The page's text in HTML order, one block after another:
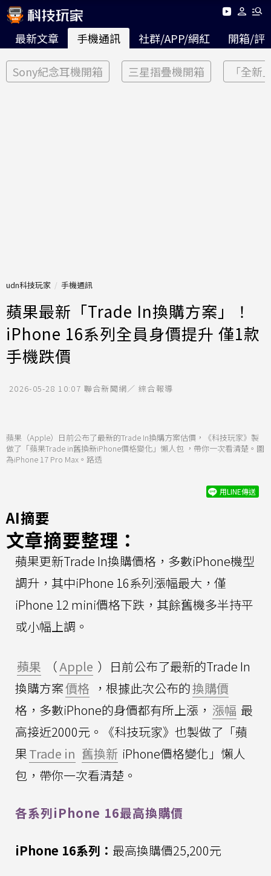
最新文章 手機通訊 社群/APP/網紅 開箱/評
Sony紀念耳機開箱 三星摺疊機開箱 「全新
udn科技玩家 手機通訊
蘋果最新「Trade In換購方案」！
iPhone 16系列全員身價提升 僅1款
手機跌價
2026-05-28 10:07 聯合新聞網／ 綜合報導
蘋果（Apple）日前公布了最新的Trade In換購方案估價，《科技玩家》製
做了「蘋果Trade in舊換新iPhone價格變化」懶人包 ，帶你一次看清楚。圖
為iPhone 17 Pro Max。路透
用LINE傳送
AI摘要
文章摘要整理：
蘋果更新Trade In換購價格，多數iPhone機型
調升，其中iPhone 16系列漲幅最大，僅
iPhone 12 mini價格下跌，其餘舊機多半持平
或小幅上調。
蘋果 （Apple ）日前公布了最新的Trade In
換購方案價格 ，根據此次公布的換購價
格，多數iPhone的身價都有所上漲， 漲幅 最
高接近2000元。《科技玩家》也製做了「蘋
果Trade in 舊換新 iPhone價格變化」懶人
包，帶你一次看清楚。
各系列iPhone 16最高換購價
iPhone 16系列： 最高換購價25,200元